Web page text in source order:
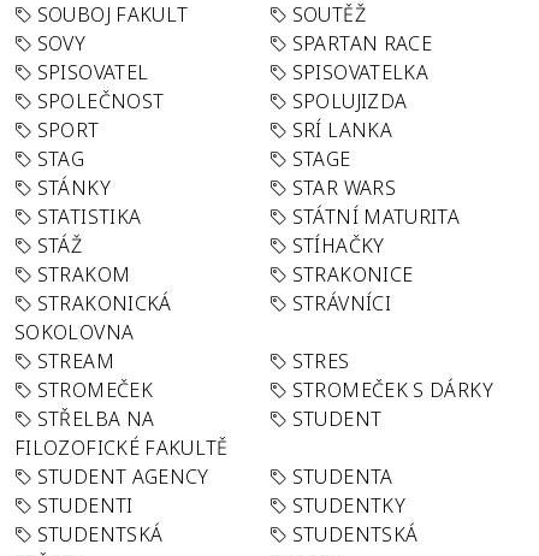
SOUBOJ FAKULT
SOUTĚŽ
SOVY
SPARTAN RACE
SPISOVATEL
SPISOVATELKA
SPOLEČNOST
SPOLUJIZDA
SPORT
SRÍ LANKA
STAG
STAGE
STÁNKY
STAR WARS
STATISTIKA
STÁTNÍ MATURITA
STÁŽ
STÍHAČKY
STRAKOM
STRAKONICE
STRAKONICKÁ
SOKOLOVNA
STRÁVNÍCI
STREAM
STRES
STROMEČEK
STROMEČEK S DÁRKY
STŘELBA NA
FILOZOFICKÉ FAKULTĚ
STUDENT
STUDENT AGENCY
STUDENTA
STUDENTI
STUDENTKY
STUDENTSKÁ
STUDENTSKÁ